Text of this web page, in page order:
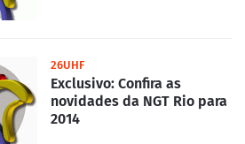
26UHF
Exclusivo: Confira as
novidades da NGT Rio para
2014